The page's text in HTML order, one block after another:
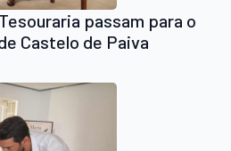
passam para o
Castelo de Paiva